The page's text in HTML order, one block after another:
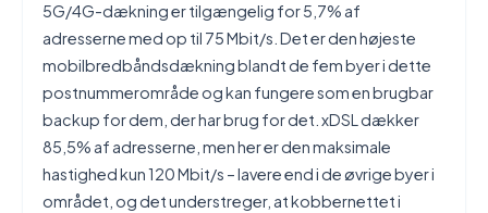
5G/4G-dækning er tilgængelig for 5,7% af
adresserne med op til 75 Mbit/s. Det er den højeste
mobilbredbåndsdækning blandt de fem byer i dette
postnummerområde og kan fungere som en brugbar
backup for dem, der har brug for det. xDSL dækker
85,5% af adresserne, men her er den maksimale
hastighed kun 120 Mbit/s – lavere end i de øvrige byer i
området, og det understreger, at kobbernettet i